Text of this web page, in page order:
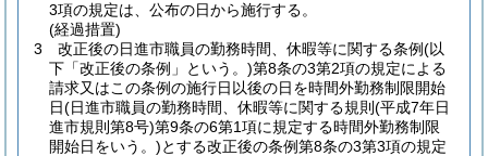
3項の規定は、公布の日から施行する。
(経過措置)
3
改正後の日進市職員の勤務時間、休暇等に関する条例(以
下「改正後の条例」という。)第8条の3第2項の規定による
請求又はこの条例の施行日以後の日を時間外勤務制限開始
日(日進市職員の勤務時間、休暇等に関する規則 (平成7年日
進市規則第8号)第9条の6第1項に規定する時間外勤務制限
開始日をいう。)とする改正後の条例第8条の3第3項の規定